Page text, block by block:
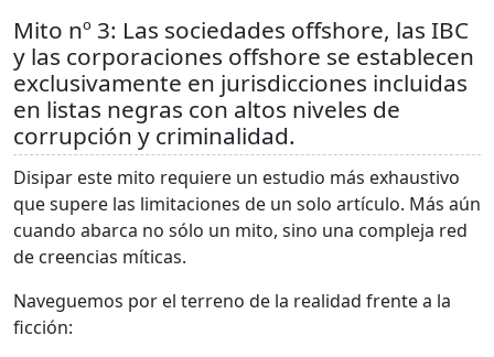
Mito nº 3: Las sociedades offshore, las IBC
y las corporaciones offshore se establecen
exclusivamente en jurisdicciones incluidas
en listas negras con altos niveles de
corrupción y criminalidad.
Disipar este mito requiere un estudio más exhaustivo
que supere las limitaciones de un solo artículo. Más aún
cuando abarca no sólo un mito, sino una compleja red
de creencias míticas.
Naveguemos por el terreno de la realidad frente a la
ficción: